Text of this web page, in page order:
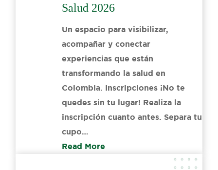
Salud 2026
Un espacio para visibilizar,
acompañar y conectar
experiencias que están
transformando la salud en
Colombia. Inscripciones ¡No te
quedes sin tu lugar! Realiza la
inscripción cuanto antes. Separa tu
cupo…
Read More